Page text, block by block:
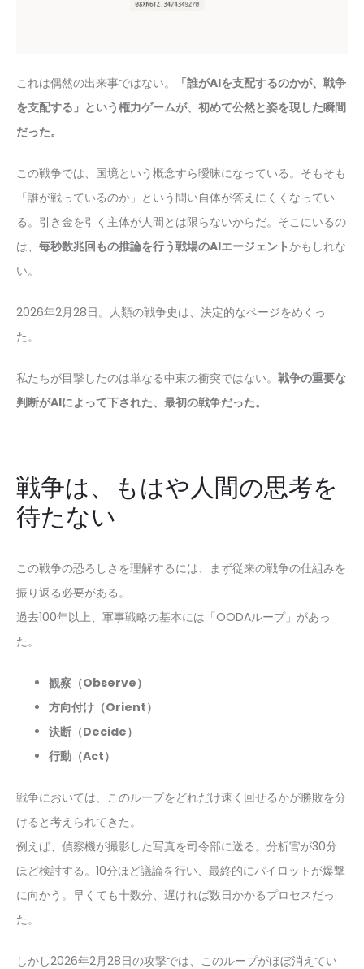
これは偶然の出来事ではない。
「誰がAIを支配するのかが、戦争
を支配する」という権力ゲームが、初めて公然と姿を現した瞬間
だった。
この戦争では、国境という概念すら曖昧になっている。そもそも
「誰が戦っているのか」という問い自体が答えにくくなってい
る。引き金を引く主体が人間とは限らないからだ。そこにいるの
は、 毎秒数兆回もの推論を行う戦場のAIエージェントかもしれな
い。
2026年2月28日。人類の戦争史は、決定的なページをめくっ
た。
私たちが目撃したのは単なる中東の衝突ではない。 戦争の重要な
判断がAIによって下された、最初の戦争だった。
戦争は、もはや人間の思考を
待たない
この戦争の恐ろしさを理解するには、まず従来の戦争の仕組みを
振り返る必要がある。
過去100年以上、軍事戦略の基本には「OODAループ」があっ
た。
観察（Observe）
方向付け（Orient）
決断（Decide）
行動（Act）
戦争においては、このループをどれだけ速く回せるかが勝敗を分
けると考えられてきた。
例えば、偵察機が撮影した写真を司令部に送る。分析官が30分
ほど検討する。10分ほど議論を行い、最終的にパイロットが爆撃
に向かう。早くても十数分、遅ければ数日かかるプロセスだっ
た。
しかし2026年2月28日の攻撃では、このループがほぼ消えてい